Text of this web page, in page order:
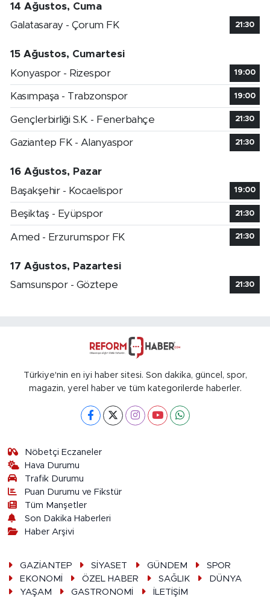
14 Ağustos, Cuma
Galatasaray - Çorum FK
21:30
15 Ağustos, Cumartesi
Konyaspor - Rizespor
19:00
Kasımpaşa - Trabzonspor 19:00
Gençlerbirliği S.K. - Fenerbahçe 21:30
Gaziantep FK - Alanyaspor 21:30
16 Ağustos, Pazar
Başakşehir - Kocaelispor
19:00
Beşiktaş - Eyüpspor 21:30
Amed - Erzurumspor FK 21:30
17 Ağustos, Pazartesi
Samsunspor - Göztepe
21:30
Türkiye'nin en iyi haber sitesi. Son dakika, güncel, spor,
magazin, yerel haber ve tüm kategorilerde haberler.
Nöbetçi Eczaneler
Hava Durumu
Trafik Durumu
Puan Durumu ve Fikstür
Tüm Manşetler
Son Dakika Haberleri
Haber Arşivi
GAZİANTEP SİYASET GÜNDEM
SPOR
EKONOMİ
ÖZEL HABER SAĞLIK
DÜNYA
YAŞAM
GASTRONOMİ İLETİŞİM